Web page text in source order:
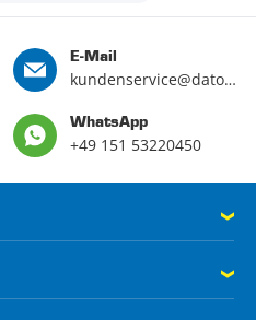
E-Mail
kundenservice@datona.de
WhatsApp
+49 151 53220450